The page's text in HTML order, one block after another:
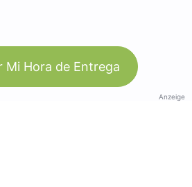
Mi Hora de Entrega
Anzeige